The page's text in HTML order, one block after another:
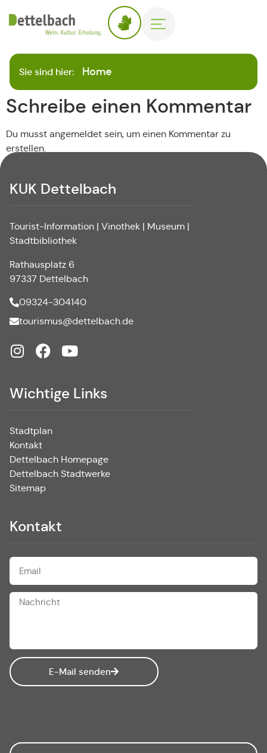
Sie sind hier: Home
Schreibe einen Kommentar
Du musst angemeldet sein, um einen Kommentar zu
erstellen.
KUK Dettelbach
Tourist-Information | Vinothek | Museum |
Stadtbibliothek
Rathausplatz 6
97337 Dettelbach
09324-304140
tourismus@dettelbach.de
Wichtige Links
Stadtplan
Kontakt
Dettelbach Homepage
Dettelbach Stadtwerke
Sitemap
Kontakt
E-Mail senden